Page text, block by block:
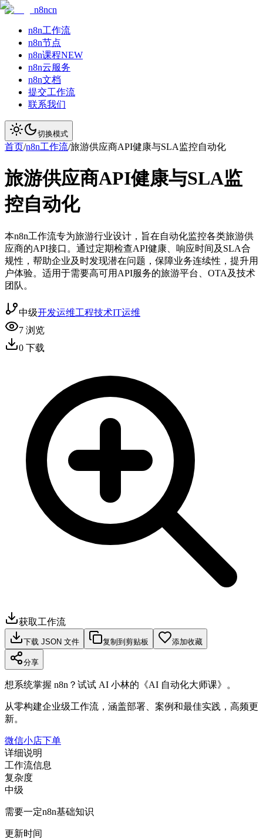
n8ncn
n8n工作流
n8n节点
n8n课程NEW
n8n云服务
n8n文档
提交工作流
联系我们
切换模式
首页/n8n工作流/旅游供应商API健康与SLA监控自动化
旅游供应商API健康与SLA监
控自动化
本n8n工作流专为旅游行业设计，旨在自动化监控各类旅游供
应商的API接口。通过定期检查API健康、响应时间及SLA合
规性，帮助企业及时发现潜在问题，保障业务连续性，提升用
户体验。适用于需要高可用API服务的旅游平台、OTA及技术
团队。
中级开发运维工程技术IT运维
7 浏览
0 下载
获取工作流
下载 JSON 文件 复制到剪贴板 添加收藏
分享
想系统掌握 n8n？试试 AI 小林的《AI 自动化大师课》。
从零构建企业级工作流，涵盖部署、案例和最佳实践，高频更
新。
微信小店下单
详细说明
工作流信息
复杂度
中级
需要一定n8n基础知识
更新时间